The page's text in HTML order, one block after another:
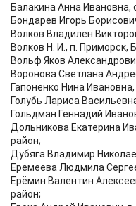
Балакина Анна Ивановна,
Бондарев Игорь
Волков Владилен
Волков Н. И., п. Приморск,
Вольф Яков
Воронова Светлана
Гапоненко Нина
Голубь Лариса
Гольдман Геннадий
Дольникова Екатерина
район;
Дубяга Владимир
Еремеева Людмила
Ерёмин Валентин
район;